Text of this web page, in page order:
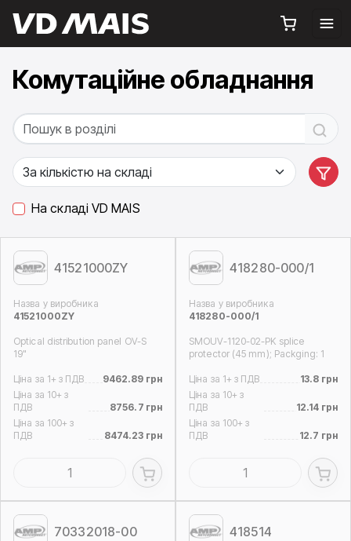
Комутаційне обладнання
На складі VD MAIS
41521000ZY
Назва у виробника
41521000ZY
Optical distribution panel OV-S
19"
Ціна за 1+ з ПДВ
9462.89 грн
Ціна за 10+ з
ПДВ
8756.7 грн
Ціна за 100+ з
ПДВ
8474.23 грн
418280-000/1
Назва у виробника
418280-000/1
SMOUV-1120-02-PK splice
protector (45 mm); Packging: 1
Ціна за 1+ з ПДВ
13.8 грн
Ціна за 10+ з
ПДВ
12.14 грн
Ціна за 100+ з
ПДВ
12.7 грн
70332018-00 418514